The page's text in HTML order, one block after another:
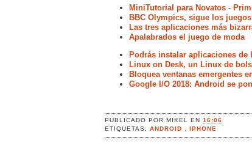
MiniTutorial para Novatos -
BBC Olympics, sigue los
Las tres aplicaciones más
Apalabrados el juego de moda
Podrás instalar aplicaciones de
Linux on Desk, un Linux de
Bloquea ventanas emergentes
Google I/O 2018: Android se
PUBLICADO PORMIKELEN16:06
ETIQUETAS:ANDROID ,IPHONE